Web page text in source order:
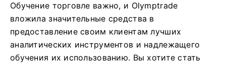
Обучение торговле важно, и Olymptrade
вложила значительные средства в
предоставление своим клиентам лучших
аналитических инструментов и надлежащего
обучения их использованию. Вы хотите стать